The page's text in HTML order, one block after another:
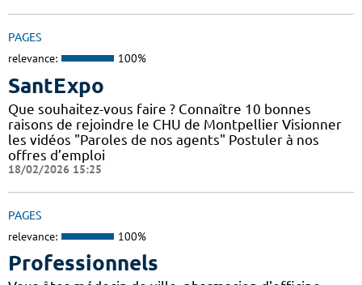
PAGES
relevance: 100%
SantExpo
Que souhaitez-vous faire ? Connaître 10 bonnes
raisons de rejoindre le CHU de Montpellier Visionner
les vidéos "Paroles de nos agents" Postuler à nos
offres d’emploi
18/02/2026 15:25
PAGES
relevance: 100%
Professionnels